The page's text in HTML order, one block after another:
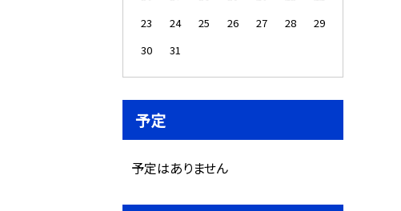
23
24 25 26 27 28
29
30
31
予定
予定はありません